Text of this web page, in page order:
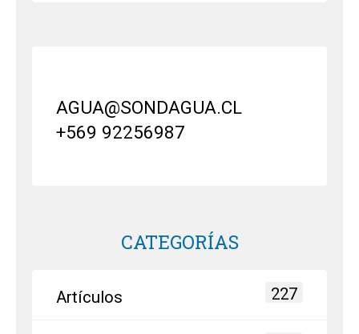
AGUA@SONDAGUA.CL
+569 92256987
CATEGORÍAS
Artículos 227